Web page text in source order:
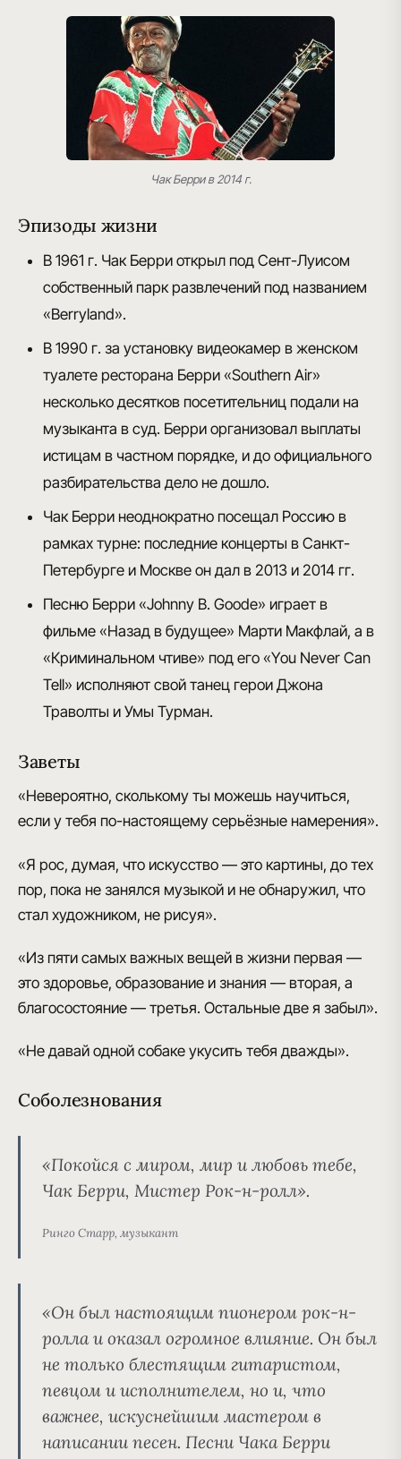
Чак Берри в 2014 г.
Эпизоды жизни
В 1961 г. Чак Берри открыл под Сент-Луисом
собственный парк развлечений под названием
«Berryland».
В 1990 г. за установку видеокамер в женском
туалете ресторана Берри «Southern Air»
несколько десятков посетительниц подали на
музыканта в суд. Берри организовал выплаты
истицам в частном порядке, и до официального
разбирательства дело не дошло.
Чак Берри неоднократно посещал Россию в
рамках турне: последние концерты в Санкт-
Петербурге и Москве он дал в 2013 и 2014 гг.
Песню Берри «Johnny B. Goode» играет в
фильме «Назад в будущее» Марти Макфлай, а в
«Криминальном чтиве» под его «You Never Can
Tell» исполняют свой танец герои Джона
Траволты и Умы Турман.
Заветы
«Невероятно, сколькому ты можешь научиться,
если у тебя по-настоящему серьёзные намерения».
«Я рос, думая, что искусство — это картины, до тех
пор, пока не занялся музыкой и не обнаружил, что
стал художником, не рисуя».
«Из пяти самых важных вещей в жизни первая —
это здоровье, образование и знания — вторая, а
благосостояние — третья. Остальные две я забыл».
«Не давай одной собаке укусить тебя дважды».
Соболезнования
«Покойся с миром, мир и любовь тебе,
Чак Берри, Мистер Рок-н-ролл».
Ринго Старр, музыкант
«Он был настоящим пионером рок-н-
ролла и оказал огромное влияние. Он был
не только блестящим гитаристом,
певцом и исполнителем, но и, что
важнее, искуснейшим мастером в
написании песен. Песни Чака Берри